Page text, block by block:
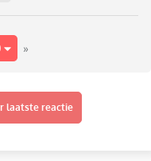
»
laatste reactie